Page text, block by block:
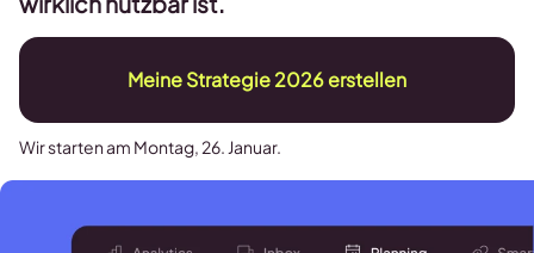
Meine Strategie 2026 erstellen
Wir starten am Montag, 26. Januar.